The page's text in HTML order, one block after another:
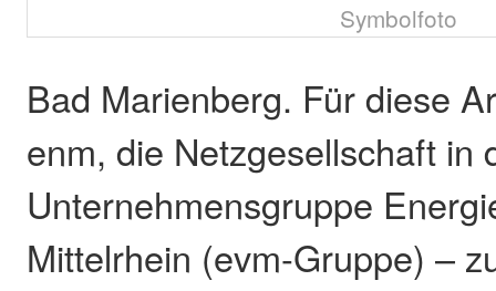
Symbolfoto
Bad Marienberg. Für diese
enm, die Netzgesellschaft in
Unternehmensgruppe
Mittelrhein (evm-Gruppe) –